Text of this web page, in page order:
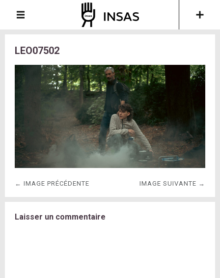
LEO07502
← IMAGE PRÉCÉDENTE IMAGE SUIVANTE →
Laisser un commentaire